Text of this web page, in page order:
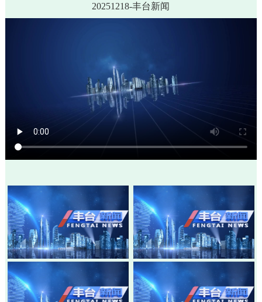
20251218-丰台新闻
20260805-丰台新闻